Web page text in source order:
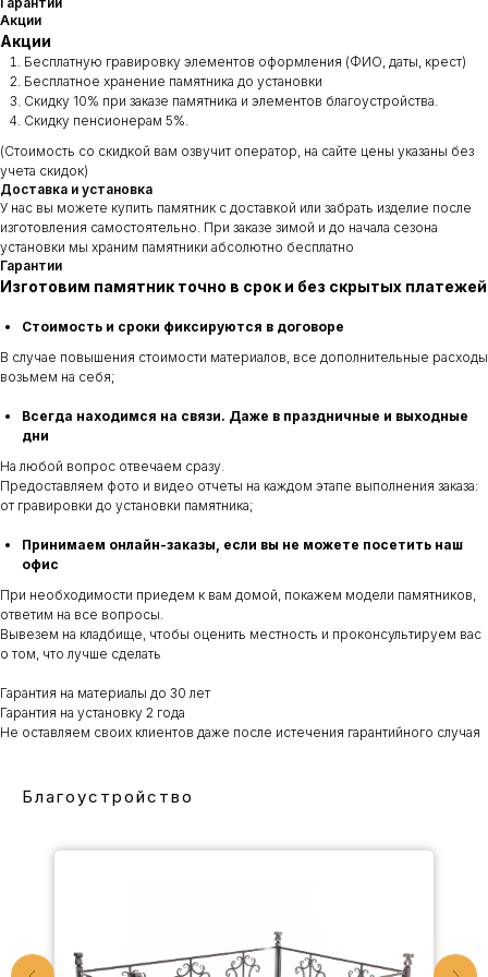
Акции
Акции
Бесплатную гравировку элементов оформления (ФИО, даты, крест)
Бесплатное хранение памятника до установки
Скидку 10% при заказе памятника и элементов благоустройства.
Скидку пенсионерам 5%.
(Стоимость со скидкой вам озвучит оператор, на сайте цены указаны без
учета скидок)
Доставка и установка
У нас вы можете купить памятник с доставкой или забрать изделие после
изготовления самостоятельно. При заказе зимой и до начала сезона
установки мы храним памятники абсолютно бесплатно
Гарантии
Изготовим памятник точно в срок и без скрытых платежей
Стоимость и сроки фиксируются в договоре
В случае повышения стоимости материалов, все дополнительные расходы
возьмем на себя;
Всегда находимся на связи. Даже в праздничные и выходные
дни
На любой вопрос отвечаем сразу.
Предоставляем фото и видео отчеты на каждом этапе выполнения заказа:
от гравировки до установки памятника;
Принимаем онлайн-заказы, если вы не можете посетить наш
офис
При необходимости приедем к вам домой, покажем модели памятников,
ответим на все вопросы.
Вывезем на кладбище, чтобы оценить местность и проконсультируем вас
о том, что лучше сделать
Гарантия на материалы до 30 лет
Гарантия на установку 2 года
Не оставляем своих клиентов даже после истечения гарантийного случая
Благоустройство